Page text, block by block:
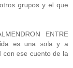
grupos y el que
ENTRE
es una sola y a
con ese cuento de la